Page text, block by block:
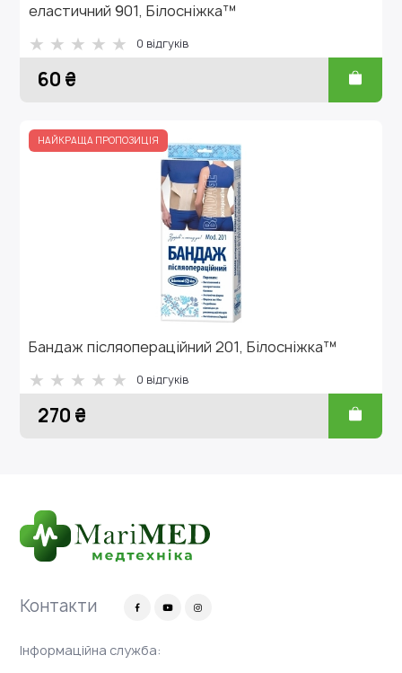
еластичний 901, Білосніжка™
0 відгуків
60 ₴
НАЙКРАЩА ПРОПОЗИЦІЯ
Бандаж післяопераційний 201, Білосніжка™
0 відгуків
270 ₴
Контакти
Інформаційна служба: